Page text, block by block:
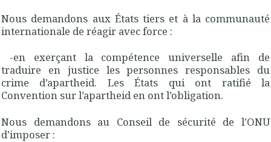
Nous demandons aux États tiers et à la communauté
internationale de réagir avec force :
-en exerçant la compétence universelle afin de
traduire en justice les personnes responsables du
crime d’apartheid. Les États qui ont ratifié la
Convention sur l’apartheid en ont l’obligation.
Nous demandons au Conseil de sécurité de l’ONU
d’imposer :